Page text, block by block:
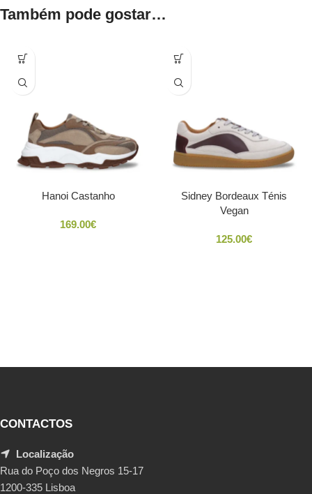
Também pode gostar…
Hanoi Castanho
169.00€
Sidney Bordeaux Ténis
Vegan
125.00€
CONTACTOS
Localização
Rua do Poço dos Negros 15-17
1200-335 Lisboa